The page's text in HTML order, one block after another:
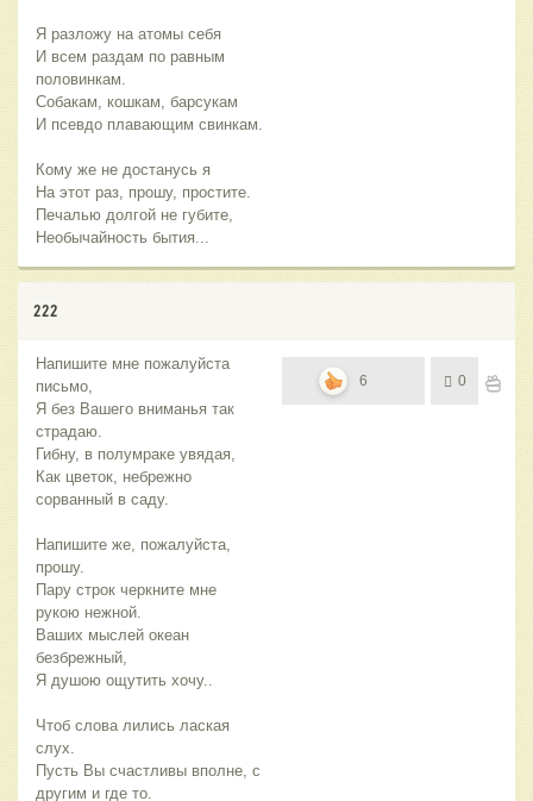
Я разложу на атомы себя
И всем раздам по равным
половинкам.
Собакам, кошкам, барсукам
И псевдо плавающим свинкам.
Кому же не достанусь я
На этот раз, прошу, простите.
Печалью долгой не губите,
Необычайность бытия...
222
Напишите мне пожалуйста
письмо,
Я без Вашего вниманья так
страдаю.
Гибну, в полумраке увядая,
Как цветок, небрежно
сорванный в саду.
Напишите же, пожалуйста,
прошу.
Пару строк черкните мне
рукою нежной.
Ваших мыслей океан
безбрежный,
Я душою ощутить хочу..
Чтоб слова лились лаская
слух.
Пусть Вы счастливы вполне, с
другим и где то.
6 0